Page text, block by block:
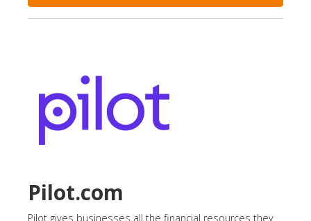
Pilot.com
Pilot gives businesses all the financial resources they